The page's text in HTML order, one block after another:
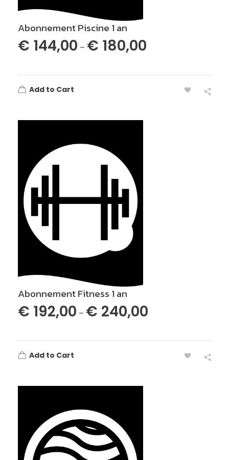
Abonnement Piscine 1 an
€ 144,00 – € 180,00
Add to Cart
Abonnement Fitness 1 an
€ 192,00 – € 240,00
Add to Cart